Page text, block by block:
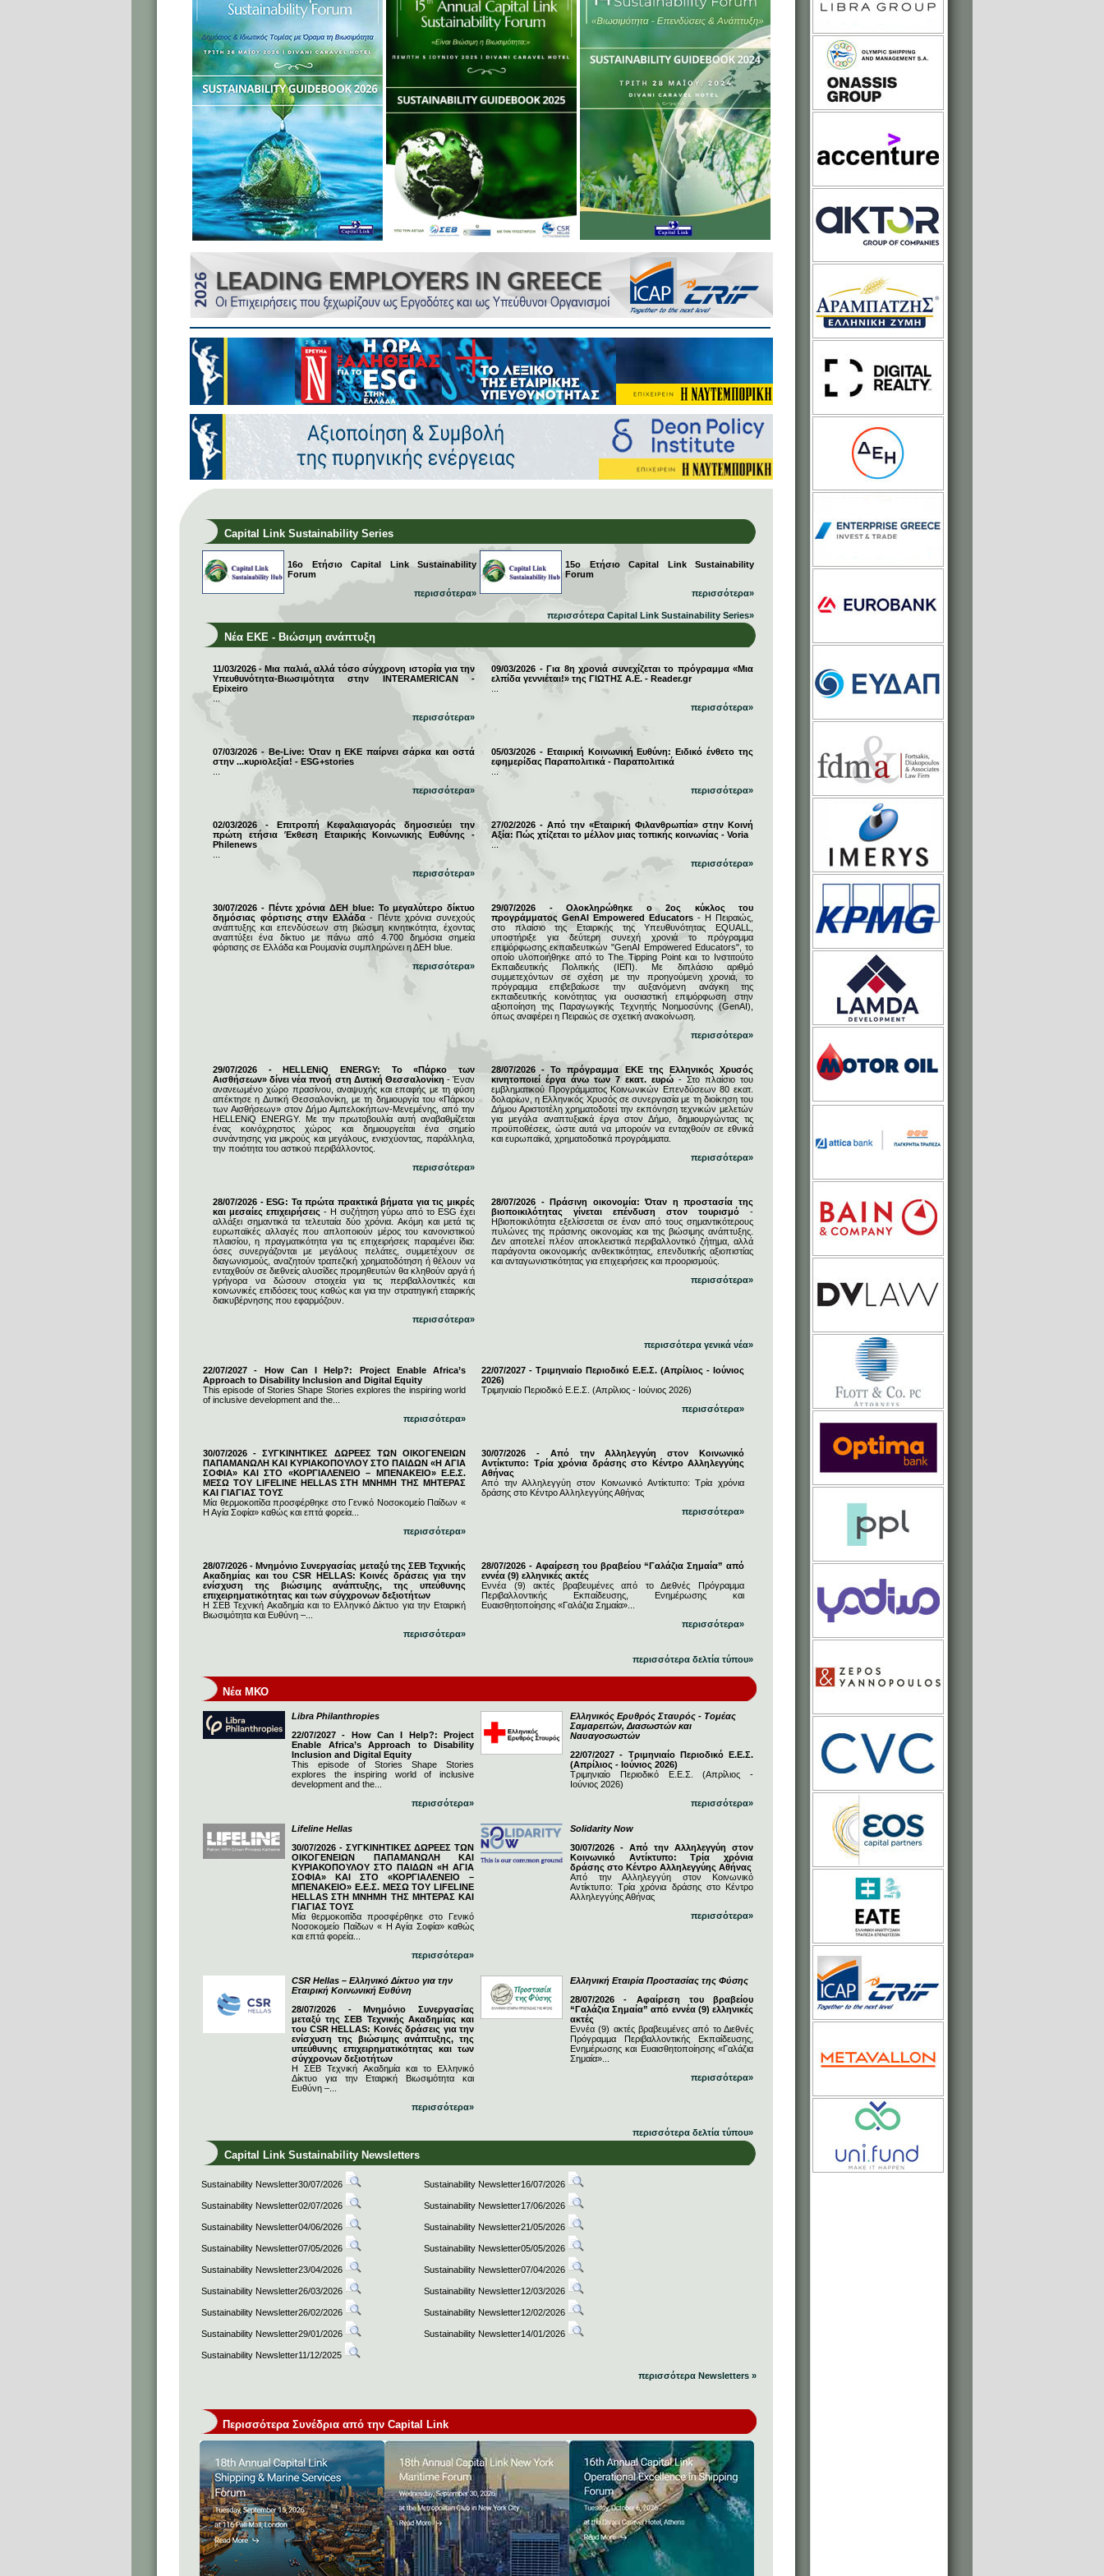
Capital Link Sustainability Series
16ο Ετήσιο Capital Link Sustainability
Forum
περισσότερα»
15ο Ετήσιο Capital Link Sustainability
Forum
περισσότερα»
περισσότερα Capital Link Sustainability Series»
Νέα ΕΚΕ - Βιώσιμη ανάπτυξη
11/03/2026 - Μια παλιά, αλλά τόσο σύγχρονη ιστορία για την
Υπευθυνότητα-Βιωσιμότητα στην INTERAMERICAN -
Epixeiro
περισσότερα»
09/03/2026 - Για 8η χρονιά συνεχίζεται το πρόγραμμα «Μια
ελπίδα γεννιέται!» της ΓΙΩΤΗΣ Α.Ε. - Reader.gr
περισσότερα»
07/03/2026 - Be-Live: Όταν η ΕΚΕ παίρνει σάρκα και οστά
στην ...κυριολεξία! - ESG+stories
περισσότερα»
05/03/2026 - Εταιρική Κοινωνική Ευθύνη: Ειδικό ένθετο της
εφημερίδας Παραπολιτικά - Παραπολιτικά
περισσότερα»
02/03/2026 - Επιτροπή Κεφαλαιαγοράς δημοσιεύει την
πρώτη ετήσια Έκθεση Εταιρικής Κοινωνικής Ευθύνης -
Philenews
περισσότερα»
27/02/2026 - Από την «Εταιρική Φιλανθρωπία» στην Κοινή
Αξία: Πώς χτίζεται το μέλλον μιας τοπικής κοινωνίας - Voria
περισσότερα»
30/07/2026 - Πέντε χρόνια ΔΕΗ blue: Το μεγαλύτερο δίκτυο
δημόσιας φόρτισης στην Ελλάδα- Πέντε χρόνια συνεχούς
ανάπτυξης και επενδύσεων στη βιώσιμη κινητικότητα, έχοντας
αναπτύξει ένα δίκτυο με πάνω από 4.700 δημόσια σημεία
φόρτισης σε Ελλάδα και Ρουμανία συμπληρώνει η ΔΕΗ blue.
περισσότερα»
29/07/2026 - Ολοκληρώθηκε ο 2ος κύκλος του
προγράμματος GenAI Empowered Educators - Η Πειραιώς,
στο πλαίσιο της Εταιρικής της Υπευθυνότητας EQUALL,
υποστήριξε για δεύτερη συνεχή χρονιά το πρόγραμμα
επιμόρφωσης εκπαιδευτικών "GenAI Empowered Educators", το
οποίο υλοποιήθηκε από το The Tipping Point και το Ινστιτούτο
Εκπαιδευτικής Πολιτικής (ΙΕΠ). Με διπλάσιο αριθμό
συμμετεχόντων σε σχέση με την προηγούμενη χρονιά, το
πρόγραμμα επιβεβαίωσε την αυξανόμενη ανάγκη της
εκπαιδευτικής κοινότητας για ουσιαστική επιμόρφωση στην
αξιοποίηση της Παραγωγικής Τεχνητής Νοημοσύνης (GenAI),
όπως αναφέρει η Πειραιώς σε σχετική ανακοίνωση.
περισσότερα»
29/07/2026 - HELLENiQ ENERGY: Το «Πάρκο των
Αισθήσεων» δίνει νέα πνοή στη Δυτική Θεσσαλονίκη - Έναν
ανανεωμένο χώρο πρασίνου, αναψυχής και επαφής με τη φύση
απέκτησε η Δυτική Θεσσαλονίκη, με τη δημιουργία του «Πάρκου
των Αισθήσεων» στον Δήμο Αμπελοκήπων-Μενεμένης, από την
HELLENiQ ENERGY. Με την πρωτοβουλία αυτή αναβαθμίζεται
ένας κοινόχρηστος χώρος και δημιουργείται ένα σημείο
συνάντησης για μικρούς και μεγάλους, ενισχύοντας, παράλληλα,
την ποιότητα του αστικού περιβάλλοντος.
περισσότερα»
28/07/2026 - Το πρόγραμμα ΕΚΕ της Ελληνικός Χρυσός
κινητοποιεί έργα άνω των 7 εκατ. ευρώ - Στο πλαίσιο του
εμβληματικού Προγράμματος Κοινωνικών Επενδύσεων 80 εκατ.
δολαρίων, η Ελληνικός Χρυσός σε συνεργασία με τη διοίκηση του
Δήμου Αριστοτέλη χρηματοδοτεί την εκπόνηση τεχνικών μελετών
για μεγάλα αναπτυξιακά έργα στον Δήμο, δημιουργώντας τις
προϋποθέσεις, ώστε αυτά να μπορούν να ενταχθούν σε εθνικά
και ευρωπαϊκά, χρηματοδοτικά προγράμματα.
περισσότερα»
28/07/2026 - ESG: Τα πρώτα πρακτικά βήματα για τις μικρές
και μεσαίες επιχειρήσεις - Η συζήτηση γύρω από το ESG έχει
αλλάξει σημαντικά τα τελευταία δύο χρόνια. Ακόμη και μετά τις
ευρωπαϊκές αλλαγές που απλοποιούν μέρος του κανονιστικού
πλαισίου, η πραγματικότητα για τις επιχειρήσεις παραμένει ίδια:
όσες συνεργάζονται με μεγάλους πελάτες, συμμετέχουν σε
διαγωνισμούς, αναζητούν τραπεζική χρηματοδότηση ή θέλουν να
ενταχθούν σε διεθνείς αλυσίδες προμηθευτών θα κληθούν αργά ή
γρήγορα να δώσουν στοιχεία για τις περιβαλλοντικές και
κοινωνικές επιδόσεις τους καθώς και για την στρατηγική εταιρικής
διακυβέρνησης που εφαρμόζουν.
περισσότερα»
28/07/2026 - Πράσινη οικονομία: Όταν η προστασία της
βιοποικιλότητας γίνεται επένδυση στον τουρισμό -
Ηβιοποικιλότητα εξελίσσεται σε έναν από τους σημαντικότερους
πυλώνες της πράσινης οικονομίας και της βιώσιμης ανάπτυξης.
Δεν αποτελεί πλέον αποκλειστικά περιβαλλοντικό ζήτημα, αλλά
παράγοντα οικονομικής ανθεκτικότητας, επενδυτικής αξιοπιστίας
και ανταγωνιστικότητας για επιχειρήσεις και προορισμούς.
περισσότερα»
περισσότερα γενικά νέα»
22/07/2027 - How Can I Help?: Project Enable Africa’s
Approach to Disability Inclusion and Digital Equity
This episode of Stories Shape Stories explores the inspiring world
of inclusive development and the...
περισσότερα»
22/07/2027 - Τριμηνιαίο Περιοδικό Ε.Ε.Σ. (Απρίλιος - Ιούνιος
2026)
Τριμηνιαίο Περιοδικό Ε.Ε.Σ. (Απρίλιος - Ιούνιος 2026)
περισσότερα»
30/07/2026 - ΣΥΓΚΙΝΗΤΙΚΕΣ ΔΩΡΕΕΣ ΤΩΝ ΟΙΚΟΓΕΝΕΙΩΝ
ΠΑΠΑΜΑΝΩΛΗ ΚΑΙ ΚΥΡΙΑΚΟΠΟΥΛΟΥ ΣΤΟ ΠΑΙΔΩΝ «Η ΑΓΙΑ
ΣΟΦΙΑ» ΚΑΙ ΣΤΟ «ΚΟΡΓΙΑΛΕΝΕΙΟ – ΜΠΕΝΑΚΕΙΟ» Ε.Ε.Σ.
ΜΕΣΩ ΤΟΥ LIFELINE HELLAS ΣΤΗ ΜΝΗΜΗ ΤΗΣ ΜΗΤΕΡΑΣ
ΚΑΙ ΓΙΑΓΙΑΣ ΤΟΥΣ
Μία θερμοκοιτίδα προσφέρθηκε στο Γενικό Νοσοκομείο Παίδων «
Η Αγία Σοφία» καθώς και επτά φορεία...
περισσότερα»
30/07/2026 - Από την Αλληλεγγύη στον Κοινωνικό
Αντίκτυπο: Τρία χρόνια δράσης στο Κέντρο Αλληλεγγύης
Αθήνας
Από την Αλληλεγγύη στον Κοινωνικό Αντίκτυπο: Τρία χρόνια
δράσης στο Κέντρο Αλληλεγγύης Αθήνας
περισσότερα»
28/07/2026 - Μνημόνιο Συνεργασίας μεταξύ της ΣΕΒ Τεχνικής
Ακαδημίας και του CSR HELLAS: Κοινές δράσεις για την
ενίσχυση της βιώσιμης ανάπτυξης, της υπεύθυνης
επιχειρηματικότητας και των σύγχρονων δεξιοτήτων
Η ΣΕΒ Τεχνική Ακαδημία και το Ελληνικό Δίκτυο για την Εταιρική
Βιωσιμότητα και Ευθύνη –...
περισσότερα»
28/07/2026 - Αφαίρεση του βραβείου “Γαλάζια Σημαία” από
εννέα (9) ελληνικές ακτές
Εννέα (9) ακτές βραβευμένες από το Διεθνές Πρόγραμμα
Περιβαλλοντικής Εκπαίδευσης, Ενημέρωσης και
Ευαισθητοποίησης «Γαλάζια Σημαία»...
περισσότερα»
περισσότερα δελτία τύπου»
Νέα ΜΚΟ
Libra Philanthropies
22/07/2027 - How Can I Help?: Project
Enable Africa’s Approach to Disability
Inclusion and Digital Equity
This episode of Stories Shape Stories
explores the inspiring world of inclusive
development and the...
περισσότερα»
Ελληνικός Ερυθρός Σταυρός - Τομέας
Σαμαρειτών, Διασωστών και
Ναυαγοσωστών
22/07/2027 - Τριμηνιαίο Περιοδικό Ε.Ε.Σ.
(Απρίλιος - Ιούνιος 2026)
Τριμηνιαίο Περιοδικό Ε.Ε.Σ. (Απρίλιος -
Ιούνιος 2026)
περισσότερα»
Lifeline Hellas
30/07/2026 - ΣΥΓΚΙΝΗΤΙΚΕΣ ΔΩΡΕΕΣ ΤΩΝ
ΟΙΚΟΓΕΝΕΙΩΝ ΠΑΠΑΜΑΝΩΛΗ ΚΑΙ
ΚΥΡΙΑΚΟΠΟΥΛΟΥ ΣΤΟ ΠΑΙΔΩΝ «Η ΑΓΙΑ
ΣΟΦΙΑ» ΚΑΙ ΣΤΟ «ΚΟΡΓΙΑΛΕΝΕΙΟ –
ΜΠΕΝΑΚΕΙΟ» Ε.Ε.Σ. ΜΕΣΩ ΤΟΥ LIFELINE
HELLAS ΣΤΗ ΜΝΗΜΗ ΤΗΣ ΜΗΤΕΡΑΣ ΚΑΙ
ΓΙΑΓΙΑΣ ΤΟΥΣ
Μία θερμοκοιτίδα προσφέρθηκε στο Γενικό
Νοσοκομείο Παίδων « Η Αγία Σοφία» καθώς
και επτά φορεία...
περισσότερα»
Solidarity Now
30/07/2026 - Από την Αλληλεγγύη στον
Κοινωνικό Αντίκτυπο: Τρία χρόνια
δράσης στο Κέντρο Αλληλεγγύης Αθήνας
Από την Αλληλεγγύη στον Κοινωνικό
Αντίκτυπο: Τρία χρόνια δράσης στο Κέντρο
Αλληλεγγύης Αθήνας
περισσότερα»
CSR Hellas – Ελληνικό Δίκτυο για την
Εταιρική Κοινωνική Ευθύνη
28/07/2026 - Μνημόνιο Συνεργασίας
μεταξύ της ΣΕΒ Τεχνικής Ακαδημίας και
του CSR HELLAS: Κοινές δράσεις για την
ενίσχυση της βιώσιμης ανάπτυξης, της
υπεύθυνης επιχειρηματικότητας και των
σύγχρονων δεξιοτήτων
Η ΣΕΒ Τεχνική Ακαδημία και το Ελληνικό
Δίκτυο για την Εταιρική Βιωσιμότητα και
Ευθύνη –...
περισσότερα»
Ελληνική Εταιρία Προστασίας της Φύσης
28/07/2026 - Αφαίρεση του βραβείου
“Γαλάζια Σημαία” από εννέα (9) ελληνικές
ακτές
Εννέα (9) ακτές βραβευμένες από το Διεθνές
Πρόγραμμα Περιβαλλοντικής Εκπαίδευσης,
Ενημέρωσης και Ευαισθητοποίησης «Γαλάζια
Σημαία»...
περισσότερα»
περισσότερα δελτία τύπου»
Capital Link Sustainability Newsletters
Sustainability Newsletter30/07/2026 Sustainability Newsletter16/07/2026
Sustainability Newsletter02/07/2026 Sustainability Newsletter17/06/2026
Sustainability Newsletter04/06/2026 Sustainability Newsletter21/05/2026
Sustainability Newsletter07/05/2026 Sustainability Newsletter05/05/2026
Sustainability Newsletter23/04/2026 Sustainability Newsletter07/04/2026
Sustainability Newsletter26/03/2026 Sustainability Newsletter12/03/2026
Sustainability Newsletter26/02/2026 Sustainability Newsletter12/02/2026
Sustainability Newsletter29/01/2026 Sustainability Newsletter14/01/2026
Sustainability Newsletter11/12/2025
περισσότερα Newsletters »
Περισσότερα Συνέδρια από την Capital Link